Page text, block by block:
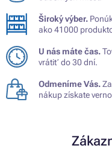
Široký výber.
ako 41000
U nás máte čas.
vrátiť do 30 dní.
Odmeníme Vás.
nákup získate